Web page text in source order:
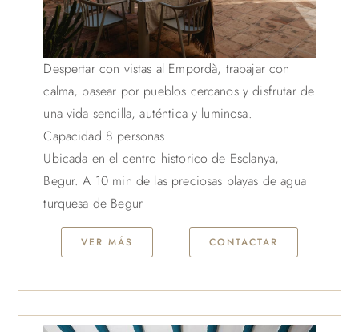
Despertar con vistas al Empordà, trabajar con
calma, pasear por pueblos cercanos y disfrutar de
una vida sencilla, auténtica y luminosa.
Capacidad 8 personas
Ubicada en el centro historico de Esclanya,
Begur. A 10 min de las preciosas playas de agua
turquesa de Begur
VER MÁS CONTACTAR